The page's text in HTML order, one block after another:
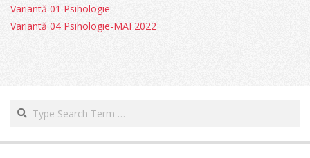
Variantă 01 Psihologie
Variantă 04 Psihologie-MAI 2022